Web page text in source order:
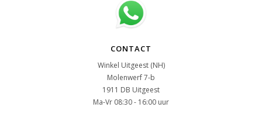
CONTACT
Winkel Uitgeest (NH)
Molenwerf 7-b
1911 DB Uitgeest
Ma-Vr 08:30 - 16:00 uur